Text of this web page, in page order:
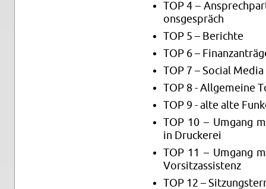
TOP 4 –
ons­ge­spräch
TOP 5 – Be­rich­te
TOP 6 –
TOP 7 – So­ci­al Media
TOP 8 - All­ge­mei­ne
TOP 9 - alte alte
TOP 10 – Um­gang
in Dru­cke­rei
TOP 11 – Um­gang
Vor­sitz­as­sis­tenz
TOP 12 –